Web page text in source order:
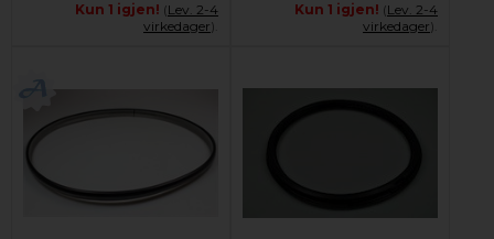
Kun 1 igjen! (Lev. 2-4
virkedager).
Kun 1 igjen! (Lev. 2-4
virkedager).